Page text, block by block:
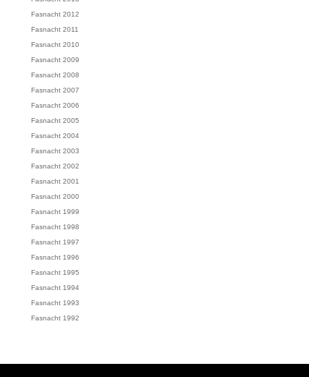
Fasnacht 2012
Fasnacht 2011
Fasnacht 2010
Fasnacht 2009
Fasnacht 2008
Fasnacht 2007
Fasnacht 2006
Fasnacht 2005
Fasnacht 2004
Fasnacht 2003
Fasnacht 2002
Fasnacht 2001
Fasnacht 2000
Fasnacht 1999
Fasnacht 1998
Fasnacht 1997
Fasnacht 1996
Fasnacht 1995
Fasnacht 1994
Fasnacht 1993
Fasnacht 1992